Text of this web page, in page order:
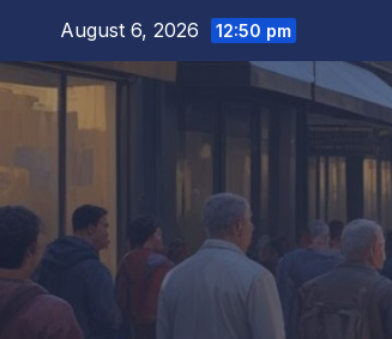
content
August 6, 2026 12:50 pm